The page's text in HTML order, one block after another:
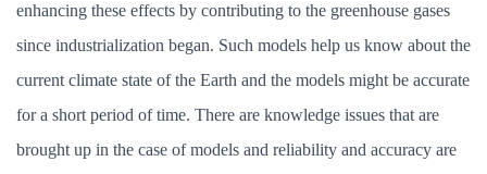
enhancing these effects by contributing to the greenhouse gases
since industrialization began. Such models help us know about the
current climate state of the Earth and the models might be accurate
for a short period of time. There are knowledge issues that are
brought up in the case of models and reliability and accuracy are